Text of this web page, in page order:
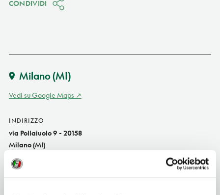
CONDIVIDI
Milano(MI)
Vedi su Google Maps
INDIRIZZO
via Pollaiuolo 9 - 20158
Milano (MI)
Lombardia IT